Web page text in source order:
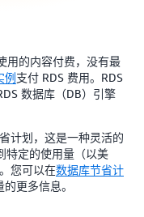
用的内容付费，没有最
例支付 RDS 费用。RDS
数据库（DB）引擎
计划，这是一种灵活的
特定的使用量（以美
您可以在数据库节省计
更多信息。